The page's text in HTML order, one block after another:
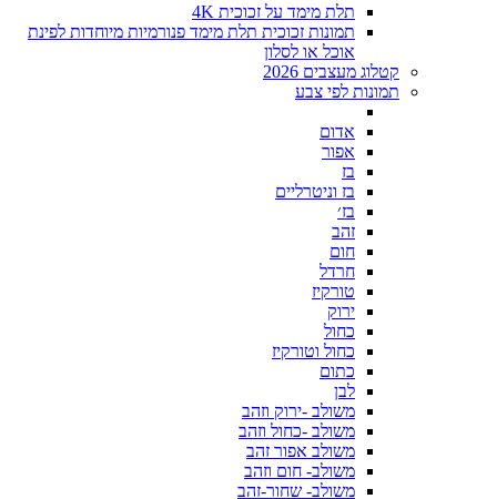
תלת מימד על זכוכית 4K
תמונות זכוכית תלת מימד פנורמיות מיוחדות לפינת
אוכל או לסלון
קטלוג מעצבים 2026
תמונות לפי צבע
אדום
אפור
בז
בז וניטרליים
בז׳
זהב
חום
חרדל
טורקיז
ירוק
כחול
כחול וטורקיז
כתום
לבן
משולב -ירוק וזהב
משולב -כחול וזהב
משולב אפור זהב
משולב- חום וזהב
משולב- שחור-זהב